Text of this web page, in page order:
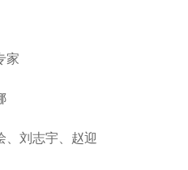
家
、刘志宇、赵迎